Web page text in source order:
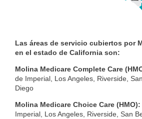
Las áreas de servicio cubiertos por
en el estado de California son:
Molina Medicare Complete Care
de Imperial, Los Angeles, Riverside,
Diego
Molina Medicare Choice Care (HMO):
Imperial, Los Angeles, Riverside, San